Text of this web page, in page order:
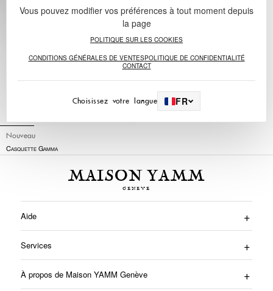
Nouveau
Casquette Gamma
MAISON YAMM
Aide
Services
À propos de Maison YAMM Genève
Vous pouvez modifier vos préférences à tout moment depuis
la page
POLITIQUE SUR LES COOKIES
CONDITIONS GÉNÉRALES DE VENTESPOLITIQUE DE CONFIDENTIALITÉ
CONTACT
Choisissez votre langue FR